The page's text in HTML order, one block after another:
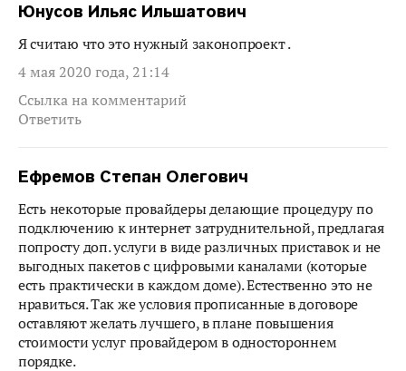
Юнусов Ильяс Ильшатович
Я считаю что это нужный законопроект .
4 мая 2020 года, 21:14
Ссылка на комментарий
Ответить
Ефремов Степан Олегович
Есть некоторые провайдеры делающие процедуру по
подключению к интернет затруднительной, предлагая
попросту доп. услуги в виде различных приставок и не
выгодных пакетов с цифровыми каналами (которые
есть практически в каждом доме). Естественно это не
нравиться. Так же условия прописанные в договоре
оставляют желать лучшего, в плане повышения
стоимости услуг провайдером в одностороннем
порядке.